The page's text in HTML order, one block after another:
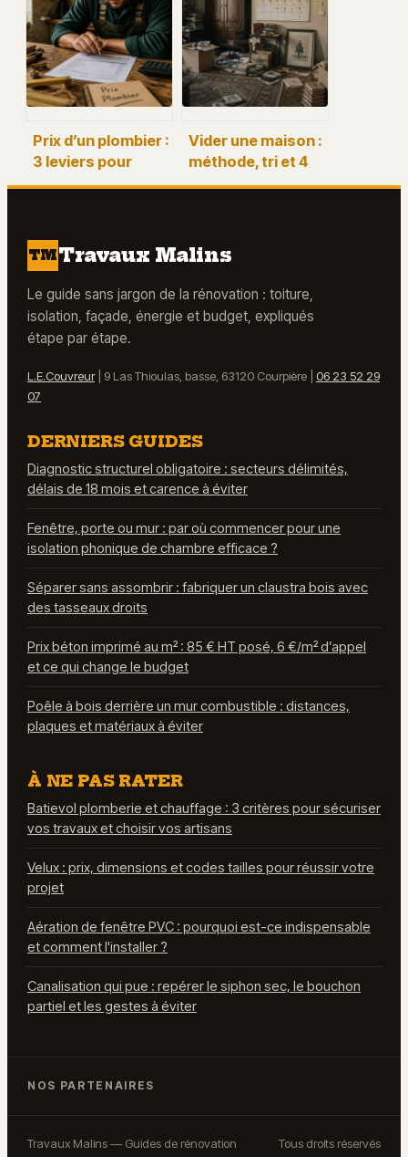
face aux réalités
de la livraison
étapes pour
déclarer en toute
légalité
Prix d’un plombier :
3 leviers pour
maîtriser votre
Vider une maison :
méthode, tri et 4
solutions pour
TMTravaux Malins
Le guide sans jargon de la rénovation : toiture,
isolation, façade, énergie et budget, expliqués
étape par étape.
L.E.Couvreur| 9 Las Thioulas, basse, 63120 Courpière
06 23 52 29
07
DERNIERS GUIDES
Diagnostic structurel obligatoire : secteurs délimités,
délais de 18 mois et carence à éviter
Fenêtre, porte ou mur : par où commencer pour une
isolation phonique de chambre efficace ?
Séparer sans assombrir : fabriquer un claustra bois avec
des tasseaux droits
Prix béton imprimé au m² : 85 € HT posé, 6 €/m² d’appel
et ce qui change le budget
Poêle à bois derrière un mur combustible : distances,
plaques et matériaux à éviter
À NE PAS RATER
Batievol plomberie et chauffage : 3 critères pour sécuriser
vos travaux et choisir vos artisans
Velux : prix, dimensions et codes tailles pour réussir votre
projet
Aération de fenêtre PVC : pourquoi est-ce indispensable
et comment l'installer ?
Canalisation qui pue : repérer le siphon sec, le bouchon
partiel et les gestes à éviter
NOS PARTENAIRES
Travaux Malins — Guides de rénovation Tous droits réservés